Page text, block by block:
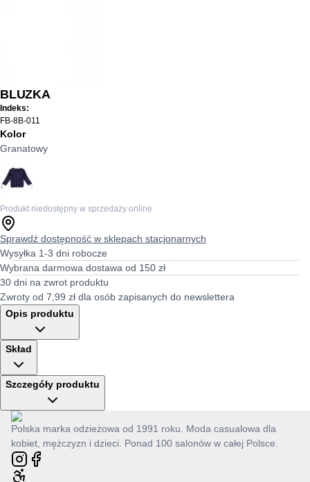
BLUZKA
Indeks:
FB-8B-011
Kolor
Granatowy
Produkt niedostępny w sprzedaży online
Sprawdź dostępność w sklepach stacjonarnych
Wysyłka 1-3 dni robocze
Wybrana darmowa dostawa od 150 zł
30 dni na zwrot produktu
Zwroty od 7,99 zł dla osób zapisanych do newslettera
Opis produktu
Skład
Szczegóły produktu
Polska marka odzieżowa od 1991 roku. Moda casualowa dla
kobiet, mężczyzn i dzieci. Ponad 100 salonów w całej Polsce.